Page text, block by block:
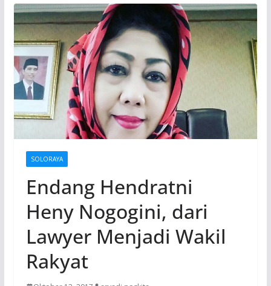
SOLORAYA
Endang Hendratni
Heny Nogogini, dari
Lawyer Menjadi Wakil
Rakyat